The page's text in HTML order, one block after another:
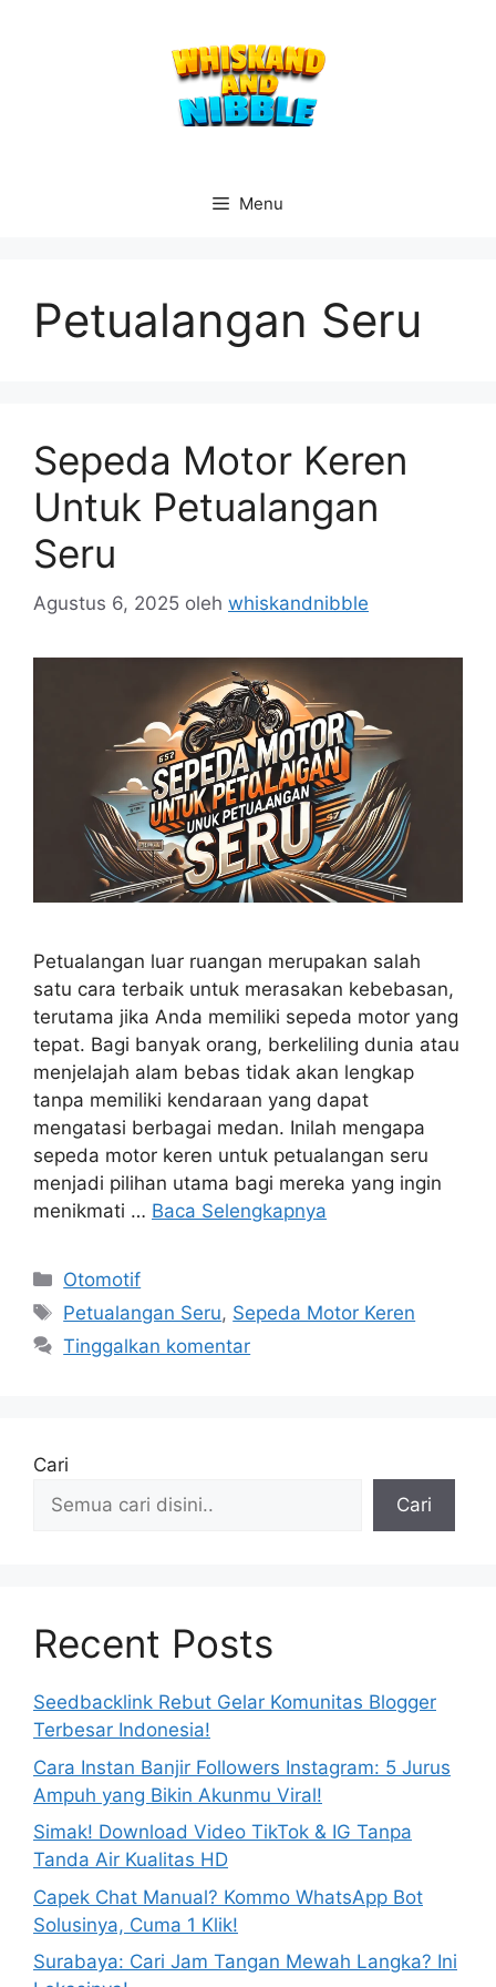
Menu
Petualangan Seru
Sepeda Motor Keren
Untuk Petualangan
Seru
Agustus 6, 2025 oleh whiskandnibble
Petualangan luar ruangan merupakan salah
satu cara terbaik untuk merasakan kebebasan,
terutama jika Anda memiliki sepeda motor yang
tepat. Bagi banyak orang, berkeliling dunia atau
menjelajah alam bebas tidak akan lengkap
tanpa memiliki kendaraan yang dapat
mengatasi berbagai medan. Inilah mengapa
sepeda motor keren untuk petualangan seru
menjadi pilihan utama bagi mereka yang ingin
menikmati … Baca Selengkapnya
Kategori
Otomotif
Tag
Petualangan Seru, Sepeda Motor Keren
Tinggalkan komentar
Cari
Cari
Recent Posts
Seedbacklink Rebut Gelar Komunitas Blogger
Terbesar Indonesia!
Cara Instan Banjir Followers Instagram: 5 Jurus
Ampuh yang Bikin Akunmu Viral!
Simak! Download Video TikTok & IG Tanpa
Tanda Air Kualitas HD
Capek Chat Manual? Kommo WhatsApp Bot
Solusinya, Cuma 1 Klik!
Surabaya: Cari Jam Tangan Mewah Langka? Ini